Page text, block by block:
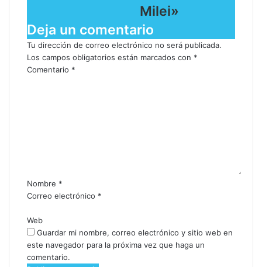
Milei»
Deja un comentario
Tu dirección de correo electrónico no será publicada.
Los campos obligatorios están marcados con *
Comentario *
Nombre *
Correo electrónico *
Web
Guardar mi nombre, correo electrónico y sitio web en
este navegador para la próxima vez que haga un
comentario.